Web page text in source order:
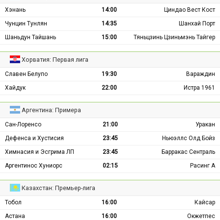
Хэнань 14:00
Циндао Вест Кост
Чунцин Тунлян
14:35
Шанхай Порт
Шаньдун Тайшань
15:00 Тяньцзинь Цзиньмэнь Тайгер
Хорватия: Первая лига
Славен Белупо 19:30
Вараждин
Хайдук
22:00 Истра 1961
Аргентина: Примера
Сан-Лоренсо 21:00
Уракан
Дефенса и Хустисия
23:45
Ньюэллс Олд Бойз
Химнасия и Эсгрима ЛП
23:45
Барракас Сентраль
Аргентинос Хуниорс
02:15 Расинг А
Казахстан: Премьер-лига
Тобол 16:00
Кайсар
Астана
16:00
Окжетпес